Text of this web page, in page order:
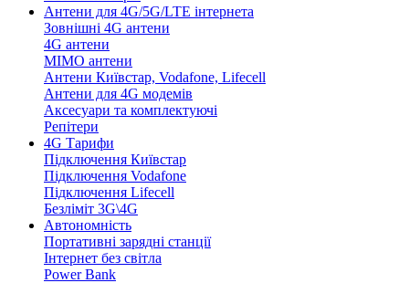
Антени для 4G/5G/LTE інтернета
Зовнішні 4G антени
4G антени
MIMO антени
Антени Київстар, Vodafone, Lifecell
Антени для 4G модемів
Аксесуари та комплектуючі
Репітери
4G Тарифи
Підключення Київстар
Підключення Vodafone
Підключення Lifecell
Безліміт 3G\4G
Автономність
Портативні зарядні станції
Інтернет без світла
Power Bank